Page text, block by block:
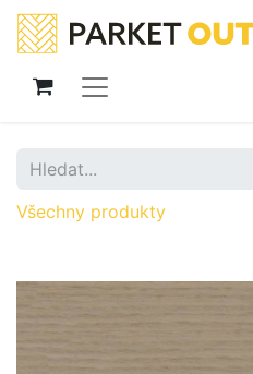
Všechny produkty